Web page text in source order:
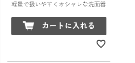
軽量で扱いやすくオシャレな洗面器